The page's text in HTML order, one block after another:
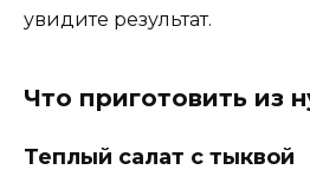
увидите результат.
Что приготовить из
Теплый салат с тыквой